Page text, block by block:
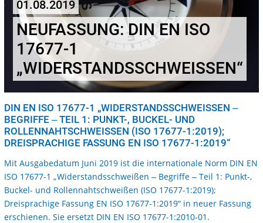
01.08.2019
NEUFASSUNG: DIN EN ISO
17677-1
„WIDERSTANDSSCHWEISSEN“
DIN EN ISO 17677-1 „WIDERSTANDSSCHWEISSEN ‒ B
EGRIFFE ‒ TEIL 1: PUNKT-, BUCKEL- UND R
OLLENNAHTSCHWEISSEN (ISO 17677-1:2019); DR
EISPRACHIGE FASSUNG EN ISO 17677-1:2019“
Mit Ausgabedatum Juni 2019 ist die internationale Norm DIN EN
ISO 17677-1 „Widerstandsschweißen ‒ Begriffe ‒ Teil 1: Punkt-,
Buckel- und Rollennahtschweißen (ISO 17677-1:2019);
Dreisprachige Fassung EN ISO 17677-1:2019“ in neuer Fassung
erschienen. Sie ersetzt DIN EN ISO 17677-1:2010-01.